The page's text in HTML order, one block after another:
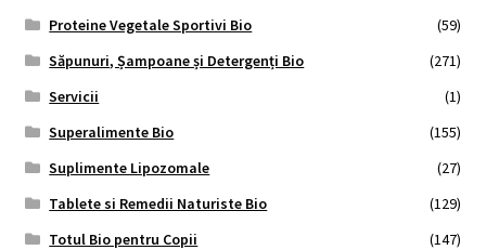
Proteine Vegetale Sportivi Bio
(59)
Săpunuri, Șampoane și Detergenți Bio
(271)
Servicii
(1)
Superalimente Bio
(155)
Suplimente Lipozomale
(27)
Tablete si Remedii Naturiste Bio
(129)
Totul Bio pentru Copii
(147)